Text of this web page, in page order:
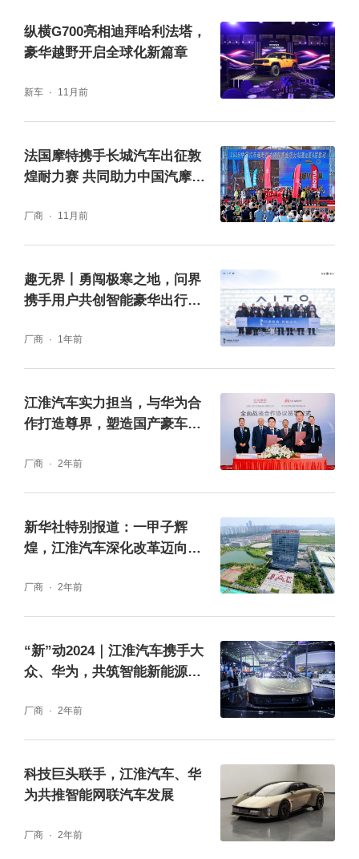
纵横G700亮相迪拜哈利法塔，
豪华越野开启全球化新篇章
新车 11月前
法国摩特携手长城汽车出征敦
煌耐力赛 共同助力中国汽摩运
厂商 11月前
趣无界丨勇闯极寒之地，问界
携手用户共创智能豪华出行新
厂商 1年前
江淮汽车实力担当，与华为合
作打造尊界，塑造国产豪车品
厂商 2年前
新华社特别报道：一甲子辉
煌，江淮汽车深化改革迈向高
厂商 2年前
“新”动2024｜江淮汽车携手大
众、华为，共筑智能新能源产
厂商 2年前
科技巨头联手，江淮汽车、华
为共推智能网联汽车发展
厂商 2年前